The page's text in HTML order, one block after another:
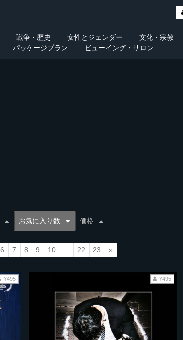
戦争・歴史 女性とジェンダー 文化・宗教
パッケージプラン ビューイング・サロン
お気に入り数 価格
6 7 8 9 10 22 23 »
¥495 ¥495